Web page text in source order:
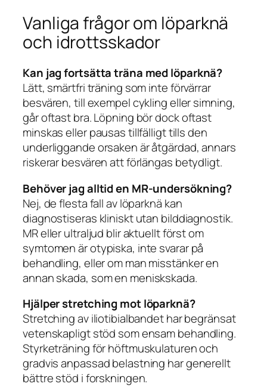
Vanliga frågor om löparknä
och idrottsskador
Kan jag fortsätta träna med löparknä?
Lätt, smärtfri träning som inte förvärrar
besvären, till exempel cykling eller simning,
går oftast bra. Löpning bör dock oftast
minskas eller pausas tillfälligt tills den
underliggande orsaken är åtgärdad, annars
riskerar besvären att förlängas betydligt.
Behöver jag alltid en MR-undersökning?
Nej, de flesta fall av löparknä kan
diagnostiseras kliniskt utan bilddiagnostik.
MR eller ultraljud blir aktuellt först om
symtomen är otypiska, inte svarar på
behandling, eller om man misstänker en
annan skada, som en meniskskada.
Hjälper stretching mot löparknä?
Stretching av iliotibialbandet har begränsat
vetenskapligt stöd som ensam behandling.
Styrketräning för höftmuskulaturen och
gradvis anpassad belastning har generellt
bättre stöd i forskningen.